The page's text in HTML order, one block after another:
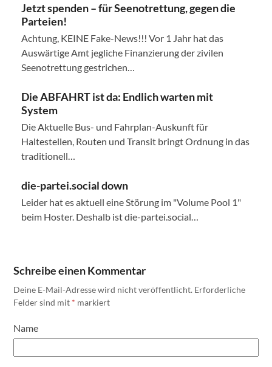
Jetzt spenden – für Seenotrettung, gegen die
Parteien!
Achtung, KEINE Fake-News!!! Vor 1 Jahr hat das
Auswärtige Amt jegliche Finanzierung der zivilen
Seenotrettung gestrichen…
Die ABFAHRT ist da: Endlich warten mit
System
Die Aktuelle Bus- und Fahrplan-Auskunft für
Haltestellen, Routen und Transit bringt Ordnung in das
traditionell…
die-partei.social down
Leider hat es aktuell eine Störung im "Volume Pool 1"
beim Hoster. Deshalb ist die-partei.social…
Schreibe einen Kommentar
Deine E-Mail-Adresse wird nicht veröffentlicht. Erforderliche
Felder sind mit * markiert
Name